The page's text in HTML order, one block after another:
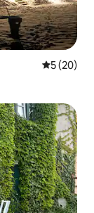
Note
5 (20)